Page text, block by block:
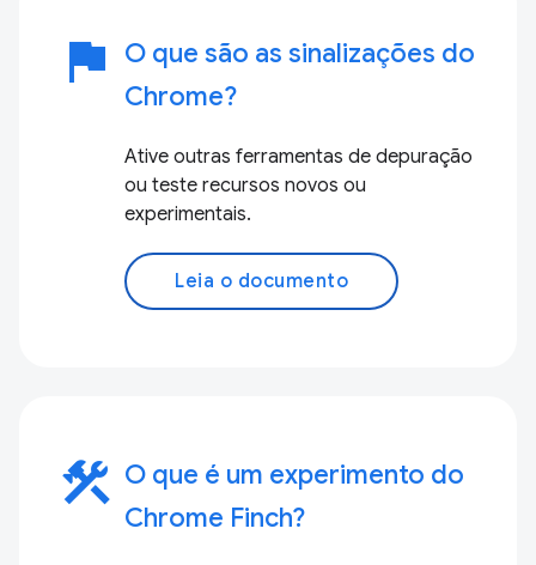
flag
O que são as sinalizações do
Chrome?
Ative outras ferramentas de depuração
ou teste recursos novos ou
experimentais.
Leia o documento
construction O que é um experimento do
Chrome Finch?